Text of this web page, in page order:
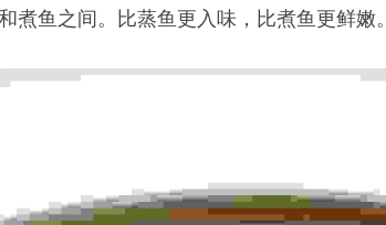
煮鱼之间。比蒸鱼更入味，比煮鱼更鲜嫩。